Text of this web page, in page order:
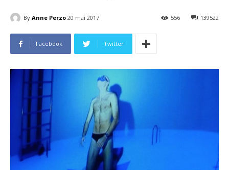
By Anne Perzo 20 mai 2017 139522
556
Facebook Twitter